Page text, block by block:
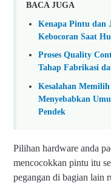
BACA JUGA
Kenapa Pintu dan
Kebocoran Saat
Proses Quality
Tahap Fabrikasi
Kesalahan
Menyebabkan
Pendek
Pilihan hardware anda
mencocokkan pintu itu
pegangan di bagian lain